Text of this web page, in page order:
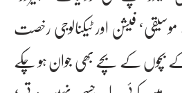
فیشن اور ٹیکنالوجی رخصت
بچوں کے بچے بھی جوان ہو چکے